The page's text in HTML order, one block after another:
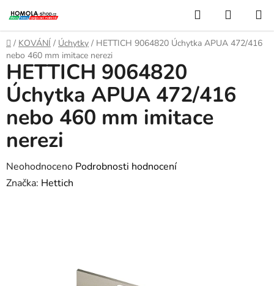
na
obsah
Hledat
KOŠÍK
Domů
/ KOVÁNÍ / Úchytky / HETTICH 9064820 Úchytka APUA 472/416
nebo 460 mm imitace nerezi
HETTICH 9064820
Úchytka APUA 472/416
nebo 460 mm imitace
nerezi
Průměrné
hodnocení
Neohodnoceno Podrobnosti hodnocení
Značka: Hettich